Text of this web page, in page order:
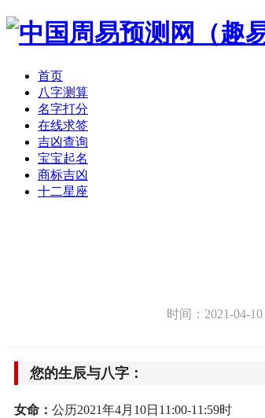
首页
八字测算
名字打分
在线求签
吉凶查询
宝宝起名
商标吉凶
十二星座
时间：2021-04-
您的生辰与八字：
女命： 公历2021年4月10日11:00-11:59时